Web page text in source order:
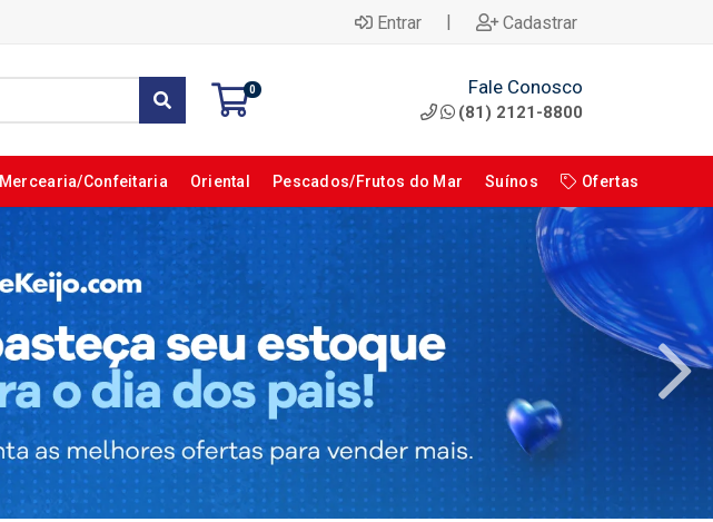
Entrar | Cadastrar
0 Fale Conosco
(81) 2121-8800
Mercearia/Confeitaria Oriental Pescados/Frutos do Mar Suínos Ofertas